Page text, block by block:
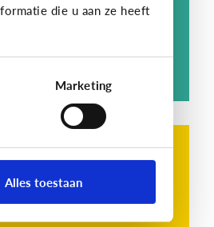
die u aan ze heeft
Marketing
Alles toestaan
ik kiezen welke
mijn kind
ziet?